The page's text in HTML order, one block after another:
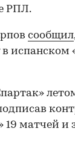
РПЛ.
сообщил
испанском
19 матчей и